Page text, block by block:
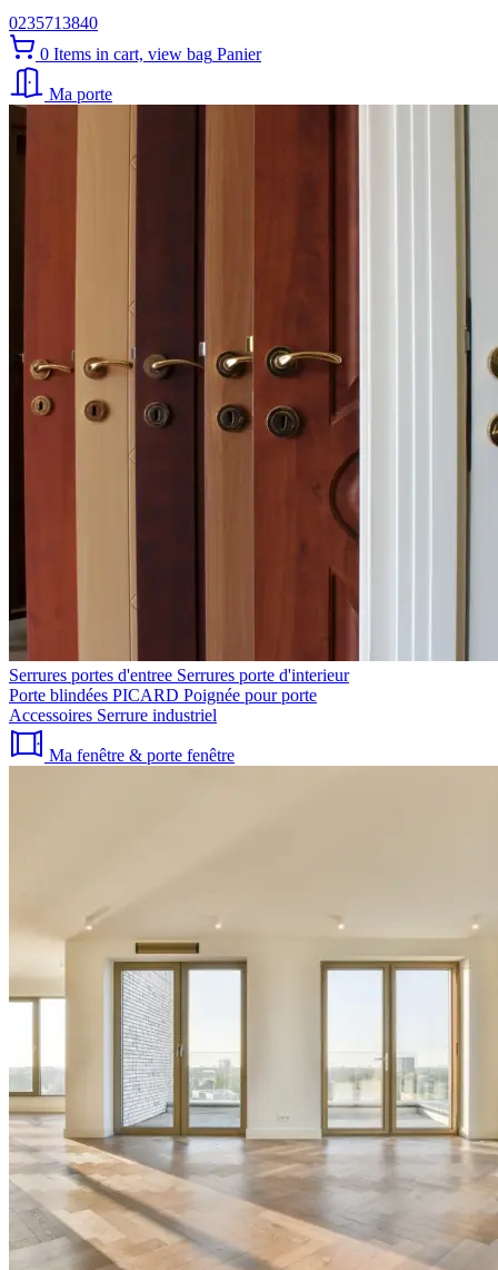
0235713840
0 Items in cart, view bag Panier
Ma porte
Serrures portes d'entree Serrures porte d'interieur
Porte blindées PICARD Poignée pour porte
Accessoires Serrure industriel
Ma fenêtre & porte fenêtre